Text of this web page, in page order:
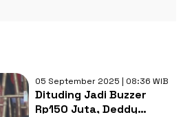
05 September 2025 | 08:36 WIB
Dituding Jadi Buzzer
Rp150 Juta, Deddy